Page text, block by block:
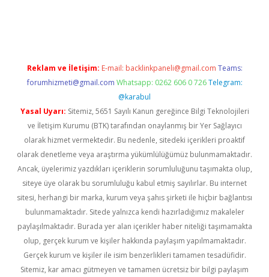
Reklam ve İletişim: E-mail: backlinkpaneli@gmail.com Teams:
forumhizmeti@gmail.com Whatsapp: 0262 606 0 726 Telegram:
@karabul
Yasal Uyarı: Sitemiz, 5651 Sayılı Kanun gereğince Bilgi Teknolojileri
ve İletişim Kurumu (BTK) tarafından onaylanmış bir Yer Sağlayıcı
olarak hizmet vermektedir. Bu nedenle, sitedeki içerikleri proaktif
olarak denetleme veya araştırma yükümlülüğümüz bulunmamaktadır.
Ancak, üyelerimiz yazdıkları içeriklerin sorumluluğunu taşımakta olup,
siteye üye olarak bu sorumluluğu kabul etmiş sayılırlar. Bu internet
sitesi, herhangi bir marka, kurum veya şahıs şirketi ile hiçbir bağlantısı
bulunmamaktadır. Sitede yalnızca kendi hazırladığımız makaleler
paylaşılmaktadır. Burada yer alan içerikler haber niteliği taşımamakta
olup, gerçek kurum ve kişiler hakkında paylaşım yapılmamaktadır.
Gerçek kurum ve kişiler ile isim benzerlikleri tamamen tesadüfidir.
Sitemiz, kar amacı gütmeyen ve tamamen ücretsiz bir bilgi paylaşım